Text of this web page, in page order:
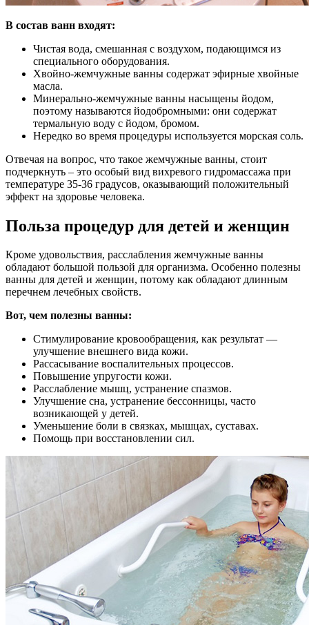
В состав ванн входят:
Чистая вода, смешанная с воздухом, подающимся из
специального оборудования.
Хвойно-жемчужные ванны содержат эфирные хвойные
масла.
Минерально-жемчужные ванны насыщены йодом,
поэтому называются йодобромными: они содержат
термальную воду с йодом, бромом.
Нередко во время процедуры используется морская соль.
Отвечая на вопрос, что такое жемчужные ванны, стоит
подчеркнуть – это особый вид вихревого гидромассажа при
температуре 35-36 градусов, оказывающий положительный
эффект на здоровье человека.
Польза процедур для детей и женщин
Кроме удовольствия, расслабления жемчужные ванны
обладают большой пользой для организма. Особенно полезны
ванны для детей и женщин, потому как обладают длинным
перечнем лечебных свойств.
Вот, чем полезны ванны:
Стимулирование кровообращения, как результат —
улучшение внешнего вида кожи.
Рассасывание воспалительных процессов.
Повышение упругости кожи.
Расслабление мышц, устранение спазмов.
Улучшение сна, устранение бессонницы, часто
возникающей у детей.
Уменьшение боли в связках, мышцах, суставах.
Помощь при восстановлении сил.